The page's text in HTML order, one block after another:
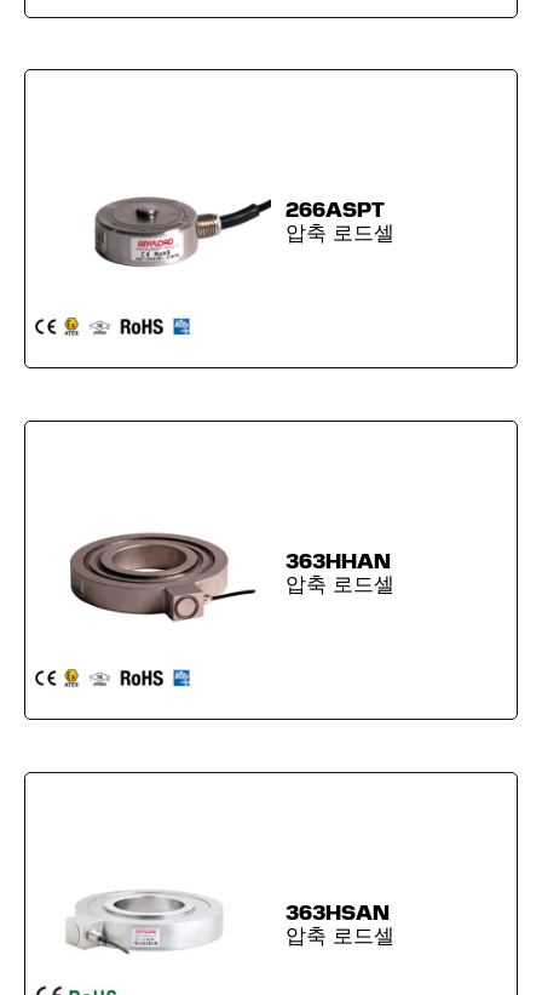
266ASPT
압축 로드셀
363HHAN
압축 로드셀
363HSAN
압축 로드셀